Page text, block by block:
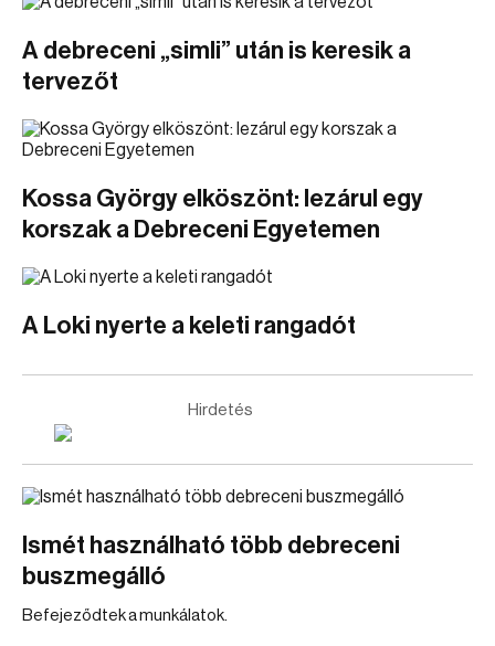
A debreceni „simli” után is keresik a
tervezőt
Kossa György elköszönt: lezárul egy
korszak a Debreceni Egyetemen
A Loki nyerte a keleti rangadót
Hirdetés
Ismét használható több debreceni
buszmegálló
Befejeződtek a munkálatok.